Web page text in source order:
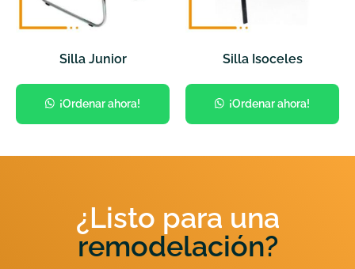
Silla Junior
¡Ordenar ahora!
Silla Isoceles
¡Ordenar ahora!
¿Listo para una
remodelación?